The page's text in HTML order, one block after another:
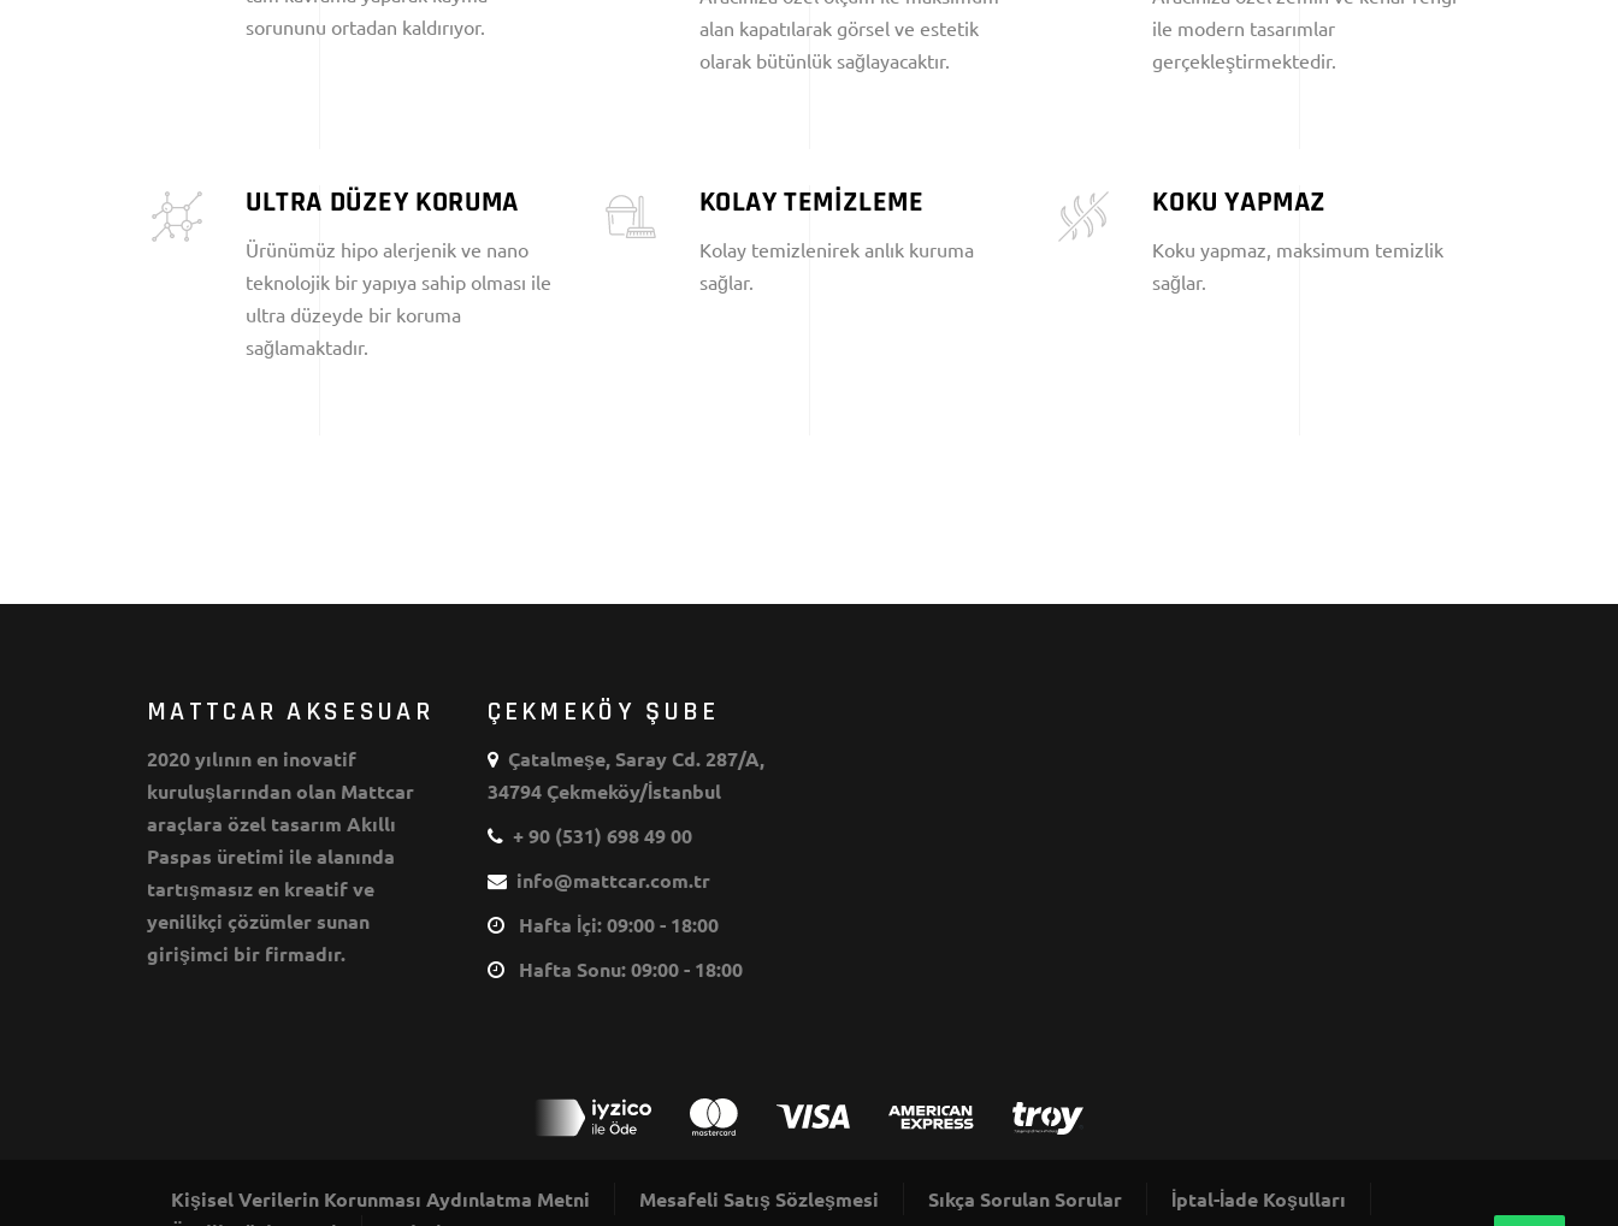
sorununu ortadan kaldırıyor.
alan kapatılarak görsel ve estetik
olarak bütünlük sağlayacaktır.
ile modern tasarımlar
gerçekleştirmektedir.
ULTRA DÜZEY KORUMA
Ürünümüz hipo alerjenik ve nano
teknolojik bir yapıya sahip olması ile
ultra düzeyde bir koruma
sağlamaktadır.
KOLAY TEMİZLEME
Kolay temizlenirek anlık kuruma
sağlar.
KOKU YAPMAZ
Koku yapmaz, maksimum temizlik
sağlar.
MATTCAR AKSESUAR
2020 yılının en inovatif
kuruluşlarından olan Mattcar
araçlara özel tasarım Akıllı
Paspas üretimi ile alanında
tartışmasız en kreatif ve
yenilikçi çözümler sunan
girişimci bir firmadır.
ÇEKMEKÖY ŞUBE
Çatalmeşe, Saray Cd. 287/A,
34794 Çekmeköy/İstanbul
+ 90 (531) 698 49 00
info@mattcar.com.tr
Hafta İçi: 09:00 - 18:00
Hafta Sonu: 09:00 - 18:00
Kişisel Verilerin Korunması Aydınlatma Metni Mesafeli Satış Sözleşmesi Sıkça Sorulan Sorular
İptal-İade Koşulları